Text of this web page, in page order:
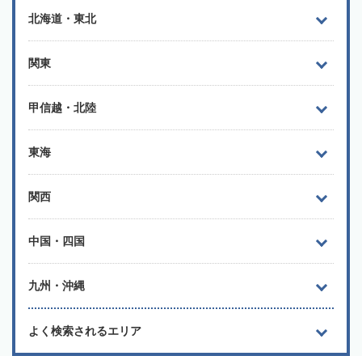
北海道・東北
関東
甲信越・北陸
東海
関西
中国・四国
九州・沖縄
よく検索されるエリア